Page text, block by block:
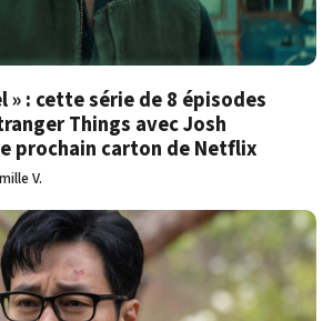
» : cette série de 8 épisodes
Things avec Josh
prochain carton de Netflix
V.